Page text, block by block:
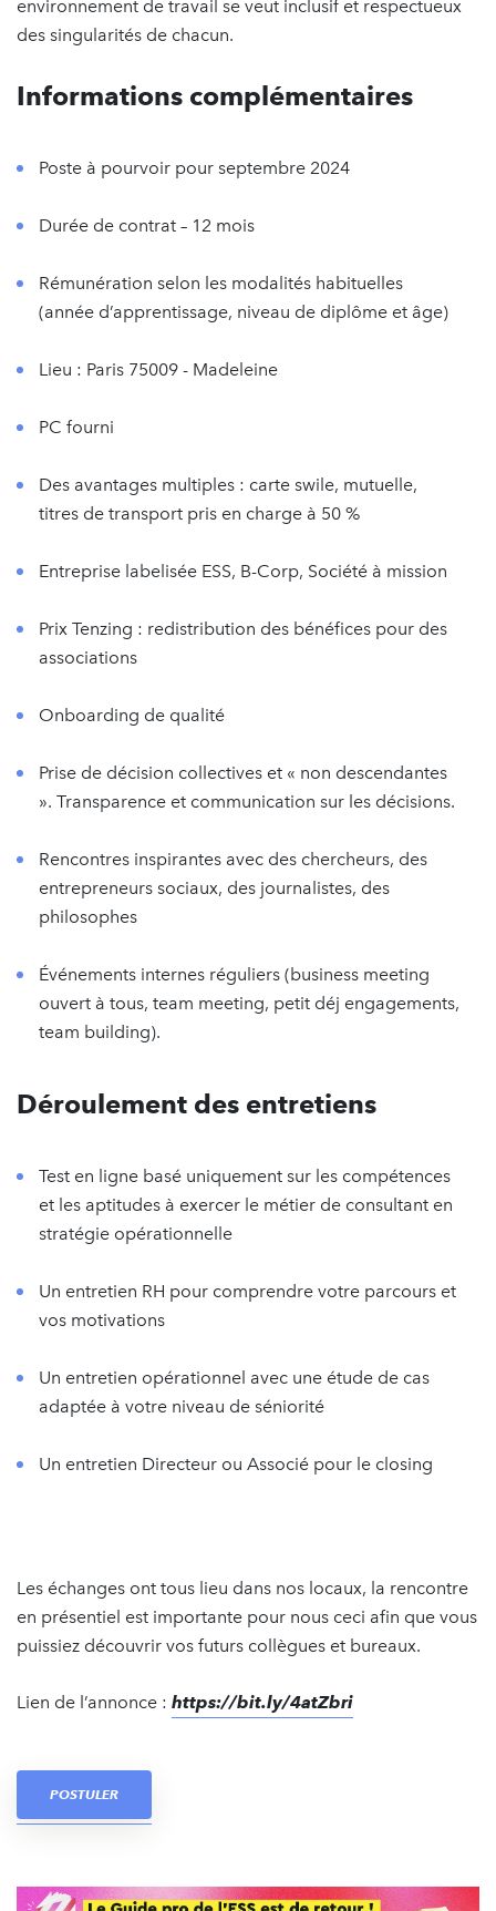
environnement de travail se veut inclusif et respectueux
des singularités de chacun.
Informations complémentaires
Poste à pourvoir pour septembre 2024
Durée de contrat – 12 mois
Rémunération selon les modalités habituelles
(année d’apprentissage, niveau de diplôme et âge)
Lieu : Paris 75009 - Madeleine
PC fourni
Des avantages multiples : carte swile, mutuelle,
titres de transport pris en charge à 50 %
Entreprise labelisée ESS, B-Corp, Société à mission
Prix Tenzing : redistribution des bénéfices pour des
associations
Onboarding de qualité
Prise de décision collectives et « non descendantes
». Transparence et communication sur les décisions.
Rencontres inspirantes avec des chercheurs, des
entrepreneurs sociaux, des journalistes, des
philosophes
Événements internes réguliers (business meeting
ouvert à tous, team meeting, petit déj engagements,
team building).
Déroulement des entretiens
Test en ligne basé uniquement sur les compétences
et les aptitudes à exercer le métier de consultant en
stratégie opérationnelle
Un entretien RH pour comprendre votre parcours et
vos motivations
Un entretien opérationnel avec une étude de cas
adaptée à votre niveau de séniorité
Un entretien Directeur ou Associé pour le closing
Les échanges ont tous lieu dans nos locaux, la rencontre
en présentiel est importante pour nous ceci afin que vous
puissiez découvrir vos futurs collègues et bureaux.
Lien de l’annonce : https://bit.ly/4atZbri
POSTULER